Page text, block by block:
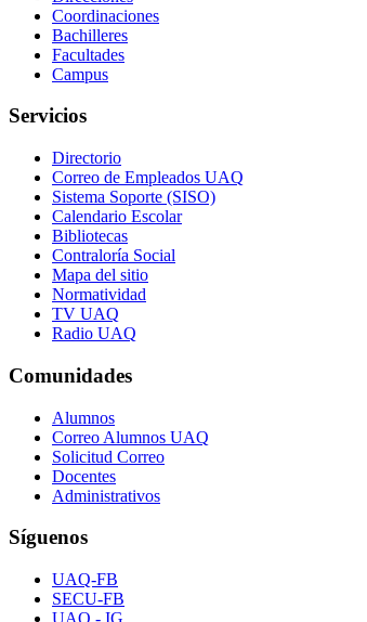
Coordinaciones
Bachilleres
Facultades
Campus
Servicios
Directorio
Correo de Empleados UAQ
Sistema Soporte (SISO)
Calendario Escolar
Bibliotecas
Contraloría Social
Mapa del sitio
Normatividad
TV UAQ
Radio UAQ
Comunidades
Alumnos
Correo Alumnos UAQ
Solicitud Correo
Docentes
Administrativos
Síguenos
UAQ-FB
SECU-FB
UAQ - IG